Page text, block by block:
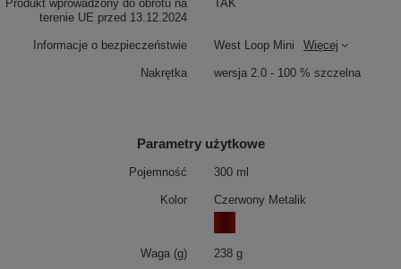
Produkt wprowadzony do obrotu na
terenie UE przed 13.12.2024
TAK
Informacje o bezpieczeństwie West Loop Mini Więcej
Nakrętka wersja 2.0 - 100 % szczelna
Parametry użytkowe
Pojemność 300 ml
Kolor Czerwony Metalik
Waga (g) 238 g